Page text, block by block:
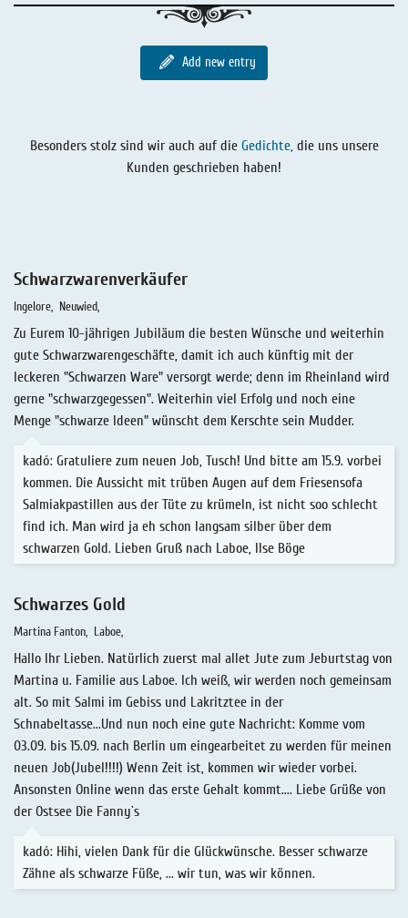
Liquorice - Voucher
Liquorice - Box & Tin
Pure Liquorice
Add new entry
Besonders stolz sind wir auch auf die Gedichte, die uns unsere
Kunden geschrieben haben!
Schwarzwarenverkäufer
Ingelore Neuwied
Zu Eurem 10-jährigen Jubiläum die besten Wünsche und weiterhin
gute Schwarzwarengeschäfte, damit ich auch künftig mit der
leckeren "Schwarzen Ware" versorgt werde; denn im Rheinland wird
gerne "schwarzgegessen". Weiterhin viel Erfolg und noch eine
Menge "schwarze Ideen" wünscht dem Kerschte sein Mudder.
kadó: Gratuliere zum neuen Job, Tusch! Und bitte am 15.9. vorbei
kommen. Die Aussicht mit trüben Augen auf dem Friesensofa
Salmiakpastillen aus der Tüte zu krümeln, ist nicht soo schlecht
find ich. Man wird ja eh schon langsam silber über dem
schwarzen Gold. Lieben Gruß nach Laboe, Ilse Böge
Schwarzes Gold
Martina Fanton Laboe
Hallo Ihr Lieben. Natürlich zuerst mal allet Jute zum Jeburtstag von
Martina u. Familie aus Laboe. Ich weiß, wir werden noch gemeinsam
alt. So mit Salmi im Gebiss und Lakritztee in der
Schnabeltasse...Und nun noch eine gute Nachricht: Komme vom
03.09. bis 15.09. nach Berlin um eingearbeitet zu werden für meinen
neuen Job(Jubel!!!!) Wenn Zeit ist, kommen wir wieder vorbei.
Ansonsten Online wenn das erste Gehalt kommt.... Liebe Grüße von
der Ostsee Die Fanny`s
kadó: Hihi, vielen Dank für die Glückwünsche. Besser schwarze
Zähne als schwarze Füße, ... wir tun, was wir können.